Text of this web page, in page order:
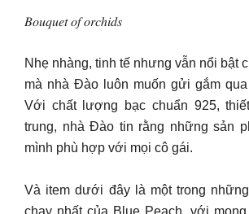
𝐵𝑜𝑢𝑞𝑢𝑒𝑡 𝑜𝑓 𝑜𝑟𝑐ℎ𝑖𝑑𝑠
Nhẹ nhàng, tinh tế nhưng vẫn nổi bật
mà nhà Đào luôn muốn gửi gắm
Với chất lượng bạc chuẩn 925,
trung, nhà Đào tin rằng những sản
mình phù hợp với mọi cô gái.
Và item dưới đây là một trong
chạy nhất của Blue Peach, với